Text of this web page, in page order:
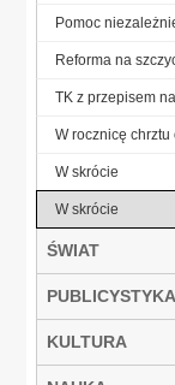
Pomoc
Reforma na
TK z przepisem
W rocznicę chrztu
W skrócie
W skrócie
ŚWIAT
KULTURA